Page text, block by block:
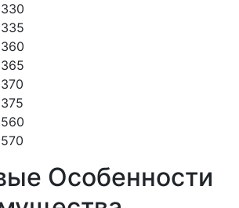
Особенности